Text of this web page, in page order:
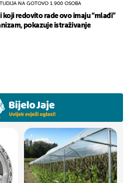
NA GOTOVO 1.900 OSOBA
koji redovito rade ovo imaju “mlađi”
pokazuje istraživanje